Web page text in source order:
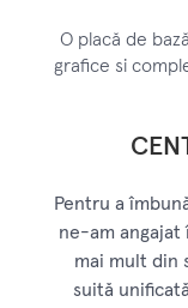
O placă de
grafice si
Pentru a
ne-am
mai mult din
suită